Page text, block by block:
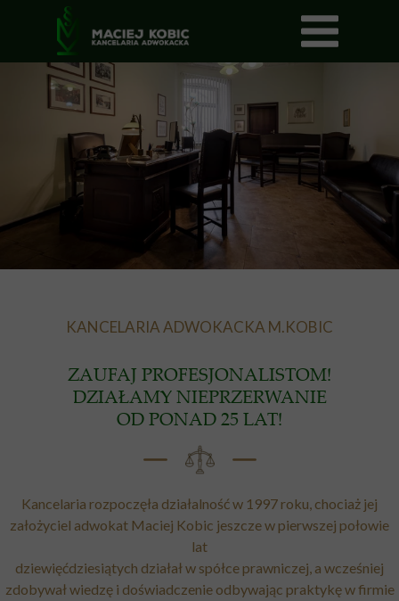
KANCELARIA ADWOKACKA M.KOBIC
Kancelaria rozpoczęła działalność w 1997 roku, chociaż jej
założyciel adwokat Maciej Kobic jeszcze w pierwszej połowie
lat
dziewięćdziesiątych działał w spółce prawniczej, a wcześniej
zdobywał wiedzę i doświadczenie odbywając praktykę w firmie
ZAUFAJ PROFESJONALISTOM!
DZIAŁAMY NIEPRZERWANIE
OD PONAD 25 LAT!